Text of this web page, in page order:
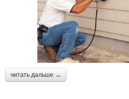
читать дальше →